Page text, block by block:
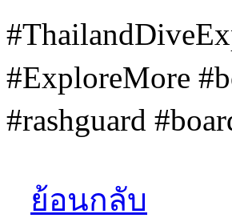
#ExploreMore
#rashguard
ย้อนกลับ